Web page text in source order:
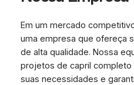
Em um mercado
uma empresa que ofereça
de alta qualidade. Nossa
projetos de capril completo
suas necessidades e